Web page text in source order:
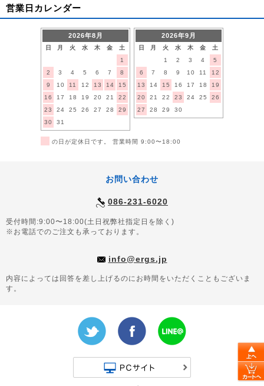
営業日カレンダー
2026年8月
日 月 火 水 木 金
土
1
2
3 4 5 6 7
8
9
10 11 12 13 14
15
16
17 18 19 20 21
22
23
24 25 26 27 28
29
30
31
2026年9月
日 月 火 水 木 金
土
1
2 3 4
5
6
7 8 9 10 11
12
13
14 15 16 17 18
19
20
21 22 23 24 25
26
27
28 29 30
の日が定休日です。 営業時間 9:00〜18:00
お問い合わせ
086-231-6020
受付時間:9:00〜18:00(土日祝弊社指定日を除く)
※お電話でのご注文も承っております。
info@ergs.jp
内容によっては回答を差し上げるのにお時間をいただくこともございま
す。